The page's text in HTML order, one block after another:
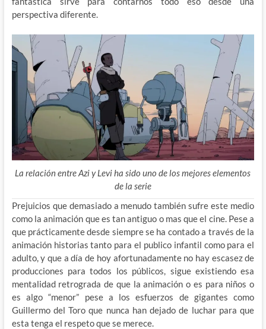
perspectiva diferente.
La relación entre Azi y Levi ha sido uno de los mejores elementos
de la serie
Prejuicios que demasiado a menudo también sufre este medio
como la animación que es tan antiguo o mas que el cine. Pese a
que prácticamente desde siempre se ha contado a través de la
animación historias tanto para el publico infantil como para el
adulto, y que a día de hoy afortunadamente no hay escasez de
producciones para todos los públicos, sigue existiendo esa
mentalidad retrograda de que la animación o es para niños o
es algo “menor” pese a los esfuerzos de gigantes como
Guillermo del Toro que nunca han dejado de luchar para que
esta tenga el respeto que se merece.